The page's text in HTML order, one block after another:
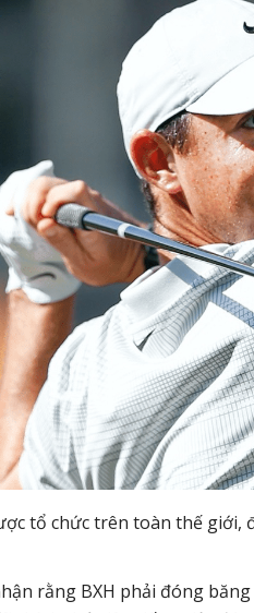
tổ chức trên toàn thế giới,
rằng BXH phải đóng